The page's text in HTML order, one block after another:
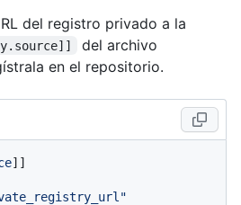
del registro privado a la
del archivo
en el repositorio.